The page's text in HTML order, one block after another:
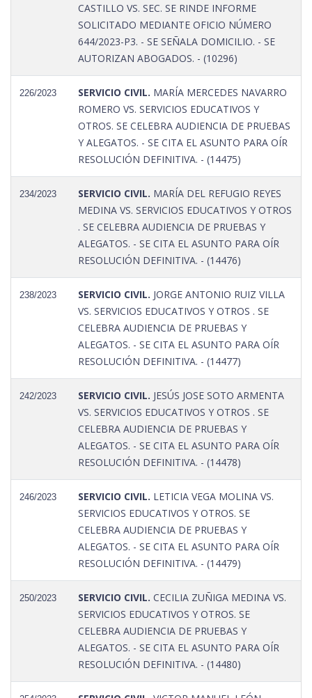
CASTILLO VS. SEC. SE RINDE INFORME
SOLICITADO MEDIANTE OFICIO NÚMERO
644/2023-P3. - SE SEÑALA DOMICILIO. - SE
AUTORIZAN ABOGADOS. - (10296)
226/2023 SERVICIO CIVIL. MARÍA MERCEDES NAVARRO
ROMERO VS. SERVICIOS EDUCATIVOS Y
OTROS. SE CELEBRA AUDIENCIA DE PRUEBAS
Y ALEGATOS. - SE CITA EL ASUNTO PARA OÍR
RESOLUCIÓN DEFINITIVA. - (14475)
234/2023 SERVICIO CIVIL. MARÍA DEL REFUGIO REYES
MEDINA VS. SERVICIOS EDUCATIVOS Y OTROS
. SE CELEBRA AUDIENCIA DE PRUEBAS Y
ALEGATOS. - SE CITA EL ASUNTO PARA OÍR
RESOLUCIÓN DEFINITIVA. - (14476)
238/2023 SERVICIO CIVIL. JORGE ANTONIO RUIZ VILLA
VS. SERVICIOS EDUCATIVOS Y OTROS . SE
CELEBRA AUDIENCIA DE PRUEBAS Y
ALEGATOS. - SE CITA EL ASUNTO PARA OÍR
RESOLUCIÓN DEFINITIVA. - (14477)
242/2023 SERVICIO CIVIL. JESÚS JOSE SOTO ARMENTA
VS. SERVICIOS EDUCATIVOS Y OTROS . SE
CELEBRA AUDIENCIA DE PRUEBAS Y
ALEGATOS. - SE CITA EL ASUNTO PARA OÍR
RESOLUCIÓN DEFINITIVA. - (14478)
246/2023 SERVICIO CIVIL. LETICIA VEGA MOLINA VS.
SERVICIOS EDUCATIVOS Y OTROS. SE
CELEBRA AUDIENCIA DE PRUEBAS Y
ALEGATOS. - SE CITA EL ASUNTO PARA OÍR
RESOLUCIÓN DEFINITIVA. - (14479)
250/2023 SERVICIO CIVIL. CECILIA ZUÑIGA MEDINA VS.
SERVICIOS EDUCATIVOS Y OTROS. SE
CELEBRA AUDIENCIA DE PRUEBAS Y
ALEGATOS. - SE CITA EL ASUNTO PARA OÍR
RESOLUCIÓN DEFINITIVA. - (14480)